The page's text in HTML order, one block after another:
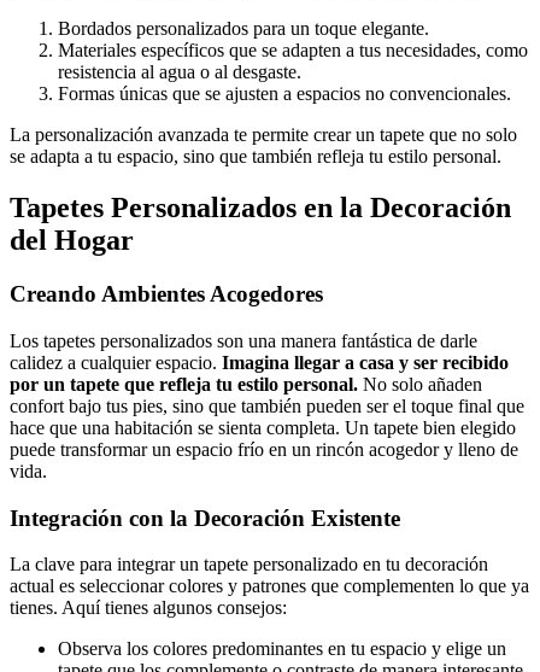
Bordados personalizados para un toque elegante.
Materiales específicos que se adapten a tus necesidades, como
resistencia al agua o al desgaste.
Formas únicas que se ajusten a espacios no convencionales.
La personalización avanzada te permite crear un tapete que no solo
se adapta a tu espacio, sino que también refleja tu estilo personal.
Tapetes Personalizados en la Decoración
del Hogar
Creando Ambientes Acogedores
Los tapetes personalizados son una manera fantástica de darle
calidez a cualquier espacio. Imagina llegar a casa y ser recibido
por un tapete que refleja tu estilo personal. No solo añaden
confort bajo tus pies, sino que también pueden ser el toque final que
hace que una habitación se sienta completa. Un tapete bien elegido
puede transformar un espacio frío en un rincón acogedor y lleno de
vida.
Integración con la Decoración Existente
La clave para integrar un tapete personalizado en tu decoración
actual es seleccionar colores y patrones que complementen lo que ya
tienes. Aquí tienes algunos consejos:
Observa los colores predominantes en tu espacio y elige un